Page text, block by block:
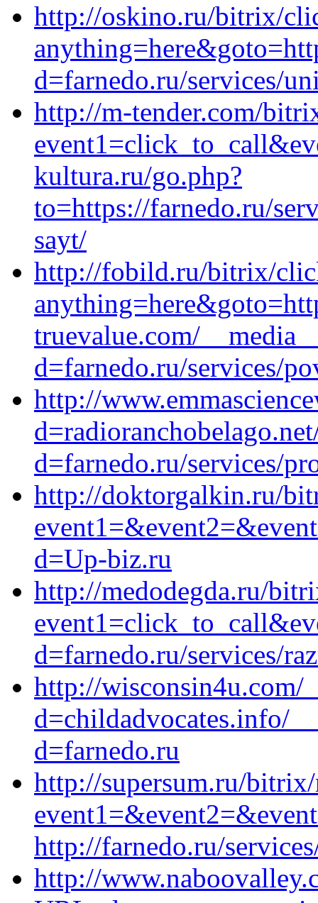
http://oskino.ru/bitrix/
d=farnedo.ru/services/
http://m-tender.com/
kultura.ru/go.php?
to=https://farnedo.ru/
sayt/
http://fobild.ru/bitrix/
truevalue.com/
d=farnedo.ru/services/
http://
d=farnedo.ru/services/
http://doktorgalkin.ru/
d=Up-biz.ru
http://medodegda.ru/
d=farnedo.ru/services/
http://wisconsin4u.com/
d=childadvocates.info/
d=farnedo.ru
http://supersum.ru/
http://farnedo.ru/
http://